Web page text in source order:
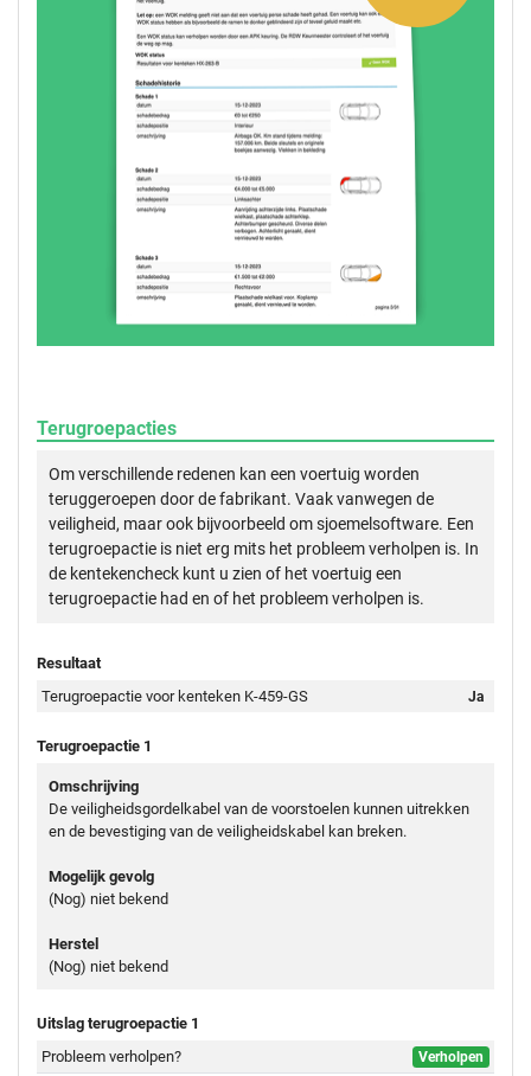
Terugroepacties
Om verschillende redenen kan een voertuig worden
teruggeroepen door de fabrikant. Vaak vanwegen de
veiligheid, maar ook bijvoorbeeld om sjoemelsoftware. Een
terugroepactie is niet erg mits het probleem verholpen is. In
de kentekencheck kunt u zien of het voertuig een
terugroepactie had en of het probleem verholpen is.
Resultaat
Terugroepactie voor kenteken K-459-GS
Ja
Terugroepactie 1
Omschrijving
De veiligheidsgordelkabel van de voorstoelen kunnen uitrekken
en de bevestiging van de veiligheidskabel kan breken.
Mogelijk gevolg
(Nog) niet bekend
Herstel
(Nog) niet bekend
Uitslag terugroepactie 1
Probleem verholpen?
Verholpen